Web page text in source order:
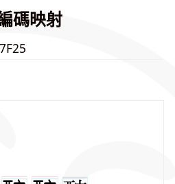
碼映射
7F25